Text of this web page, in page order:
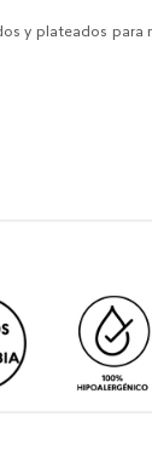
y plateados para